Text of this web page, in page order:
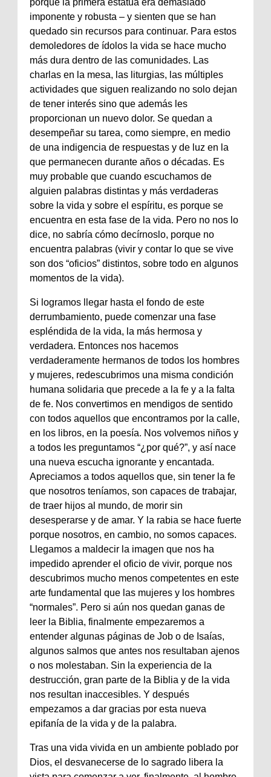
porque la primera estatua era demasiado
imponente y robusta – y sienten que se han
quedado sin recursos para continuar. Para estos
demoledores de ídolos la vida se hace mucho
más dura dentro de las comunidades. Las
charlas en la mesa, las liturgias, las múltiples
actividades que siguen realizando no solo dejan
de tener interés sino que además les
proporcionan un nuevo dolor. Se quedan a
desempeñar su tarea, como siempre, en medio
de una indigencia de respuestas y de luz en la
que permanecen durante años o décadas. Es
muy probable que cuando escuchamos de
alguien palabras distintas y más verdaderas
sobre la vida y sobre el espíritu, es porque se
encuentra en esta fase de la vida. Pero no nos lo
dice, no sabría cómo decírnoslo, porque no
encuentra palabras (vivir y contar lo que se vive
son dos “oficios” distintos, sobre todo en algunos
momentos de la vida).
Si logramos llegar hasta el fondo de este
derrumbamiento, puede comenzar una fase
espléndida de la vida, la más hermosa y
verdadera. Entonces nos hacemos
verdaderamente hermanos de todos los hombres
y mujeres, redescubrimos una misma condición
humana solidaria que precede a la fe y a la falta
de fe. Nos convertimos en mendigos de sentido
con todos aquellos que encontramos por la calle,
en los libros, en la poesía. Nos volvemos niños y
a todos les preguntamos “¿por qué?”, y así nace
una nueva escucha ignorante y encantada.
Apreciamos a todos aquellos que, sin tener la fe
que nosotros teníamos, son capaces de trabajar,
de traer hijos al mundo, de morir sin
desesperarse y de amar. Y la rabia se hace fuerte
porque nosotros, en cambio, no somos capaces.
Llegamos a maldecir la imagen que nos ha
impedido aprender el oficio de vivir, porque nos
descubrimos mucho menos competentes en este
arte fundamental que las mujeres y los hombres
“normales”. Pero si aún nos quedan ganas de
leer la Biblia, finalmente empezaremos a
entender algunas páginas de Job o de Isaías,
algunos salmos que antes nos resultaban ajenos
o nos molestaban. Sin la experiencia de la
destrucción, gran parte de la Biblia y de la vida
nos resultan inaccesibles. Y después
empezamos a dar gracias por esta nueva
epifanía de la vida y de la palabra.
Tras una vida vivida en un ambiente poblado por
Dios, el desvanecerse de lo sagrado libera la